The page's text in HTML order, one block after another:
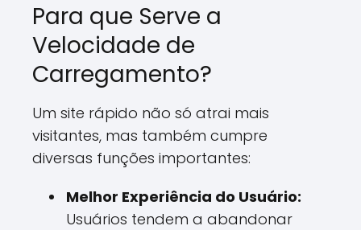
Para que Serve a
Velocidade de
Carregamento?
Um site rápido não só atrai mais
visitantes, mas também cumpre
diversas funções importantes:
Melhor Experiência do Usuário:
Usuários tendem a abandonar